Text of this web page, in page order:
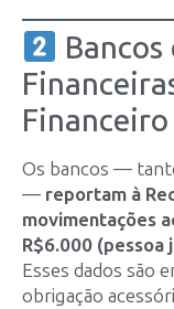
Bancos
Os bancos —
— reportam à
movimentações
R$6.000 (pessoa
Esses dados são
obrigação